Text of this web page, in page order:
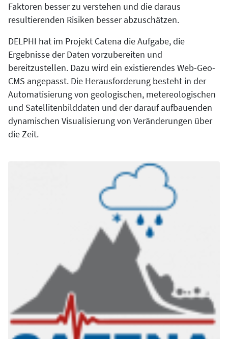
Faktoren besser zu verstehen und die daraus
resultierenden Risiken besser abzuschätzen.
DELPHI hat im Projekt Catena die Aufgabe, die
Ergebnisse der Daten vorzubereiten und
bereitzustellen. Dazu wird ein existierendes Web-Geo-
CMS angepasst. Die Herausforderung besteht in der
Automatisierung von geologischen, metereologischen
und Satellitenbilddaten und der darauf aufbauenden
dynamischen Visualisierung von Veränderungen über
die Zeit.